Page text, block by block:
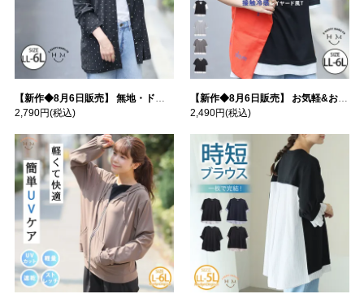
【新作◆8月6日販売】 無地・ドット柄から選べる 忍ばせ 活躍 シアー カーデ | 大きいサイズの通販ならハッピーマリリン
2,790円(税込)
【新作◆8月6日販売】 お気軽&お手軽 選べるデザイン 接触冷感 レイヤード風 コットン トップス | 大きいサイズの通販ならハッピーマリリン
2,490円(税込)